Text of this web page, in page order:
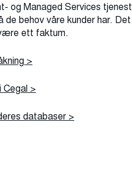
og Managed Services
de behov våre kunder har.
ett faktum.
>
Cegal >
databaser >